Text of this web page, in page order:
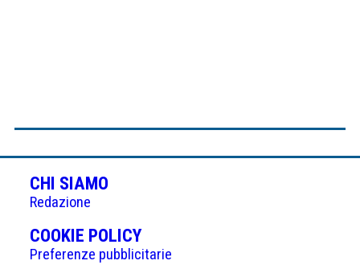
CHI SIAMO
Redazione
COOKIE POLICY(APRE
IN
Preferenze pubblicitarie